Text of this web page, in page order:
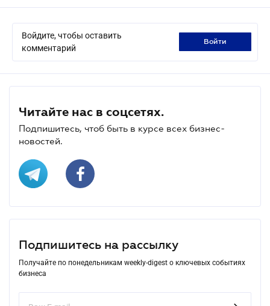
Войдите, чтобы оставить
комментарий
войти
Читайте нас в соцсетях.
Подпишитесь, чтоб быть в курсе всех бизнес-
новостей.
Подпишитесь на рассылку
Получайте по понедельникам weekly-digest о ключевых событиях
бизнеса